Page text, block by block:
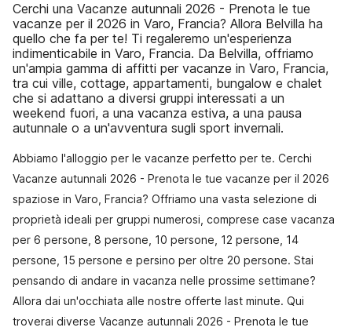
Cerchi una Vacanze autunnali 2026 - Prenota le tue
vacanze per il 2026 in Varo, Francia? Allora Belvilla ha
quello che fa per te! Ti regaleremo un'esperienza
indimenticabile in Varo, Francia. Da Belvilla, offriamo
un'ampia gamma di affitti per vacanze in Varo, Francia,
tra cui ville, cottage, appartamenti, bungalow e chalet
che si adattano a diversi gruppi interessati a un
weekend fuori, a una vacanza estiva, a una pausa
autunnale o a un'avventura sugli sport invernali.
Abbiamo l'alloggio per le vacanze perfetto per te. Cerchi
Vacanze autunnali 2026 - Prenota le tue vacanze per il 2026
spaziose in Varo, Francia? Offriamo una vasta selezione di
proprietà ideali per gruppi numerosi, comprese case vacanza
per 6 persone, 8 persone, 10 persone, 12 persone, 14
persone, 15 persone e persino per oltre 20 persone. Stai
pensando di andare in vacanza nelle prossime settimane?
Allora dai un'occhiata alle nostre offerte last minute. Qui
troverai diverse Vacanze autunnali 2026 - Prenota le tue